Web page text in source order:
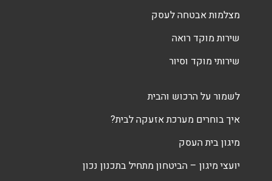
מצלמות אבטחה לעסק
שירות מוקד רואה
שירותי מוקד וסיור
לשמור על הרכוש והבית
איך בוחרים מערכת אזעקה לבית?
מיגון בית העסק
יועצי מיגון – הביטחון מתחיל בתכנון נכון